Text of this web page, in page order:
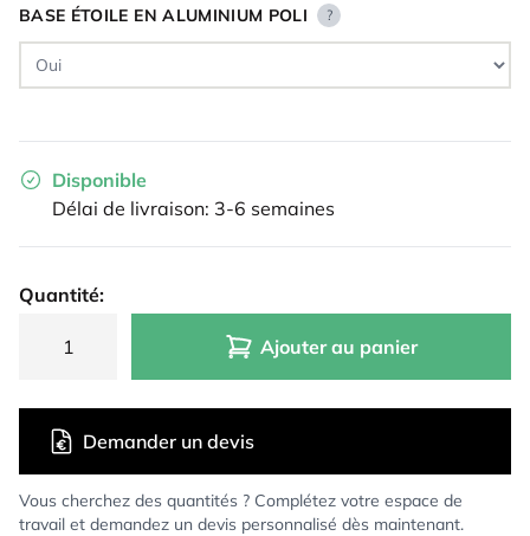
BASE ÉTOILE EN ALUMINIUM POLI ?
Disponible
Délai de livraison: 3-6 semaines
Quantité:
Ajouter au panier
Vous cherchez des quantités ? Complétez votre espace de
travail et demandez un devis personnalisé dès maintenant.
Demander un devis